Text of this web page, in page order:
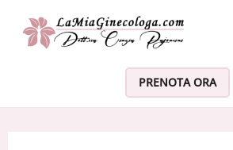
Vai al contenuto
PRENOTA ORA